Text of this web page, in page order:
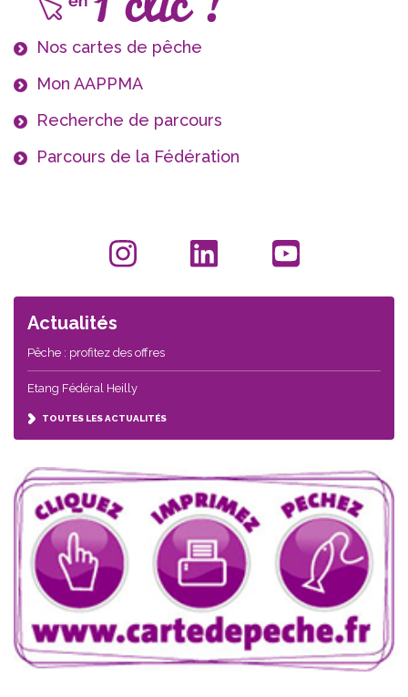
Nos cartes de pêche
Mon AAPPMA
Recherche de parcours
Parcours de la Fédération
Actualités
Pêche : profitez des offres
Etang Fédéral Heilly
TOUTES LES ACTUALITÉS